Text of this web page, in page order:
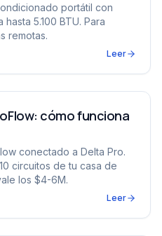
portátil con
5.100 BTU. Para
remotas.
Leer
cómo funciona y cuándo
cómo funciona
conectado a Delta Pro.
circuitos de tu casa de
los $4-6M.
Leer